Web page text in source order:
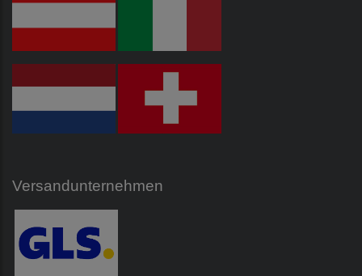
Versandunternehmen